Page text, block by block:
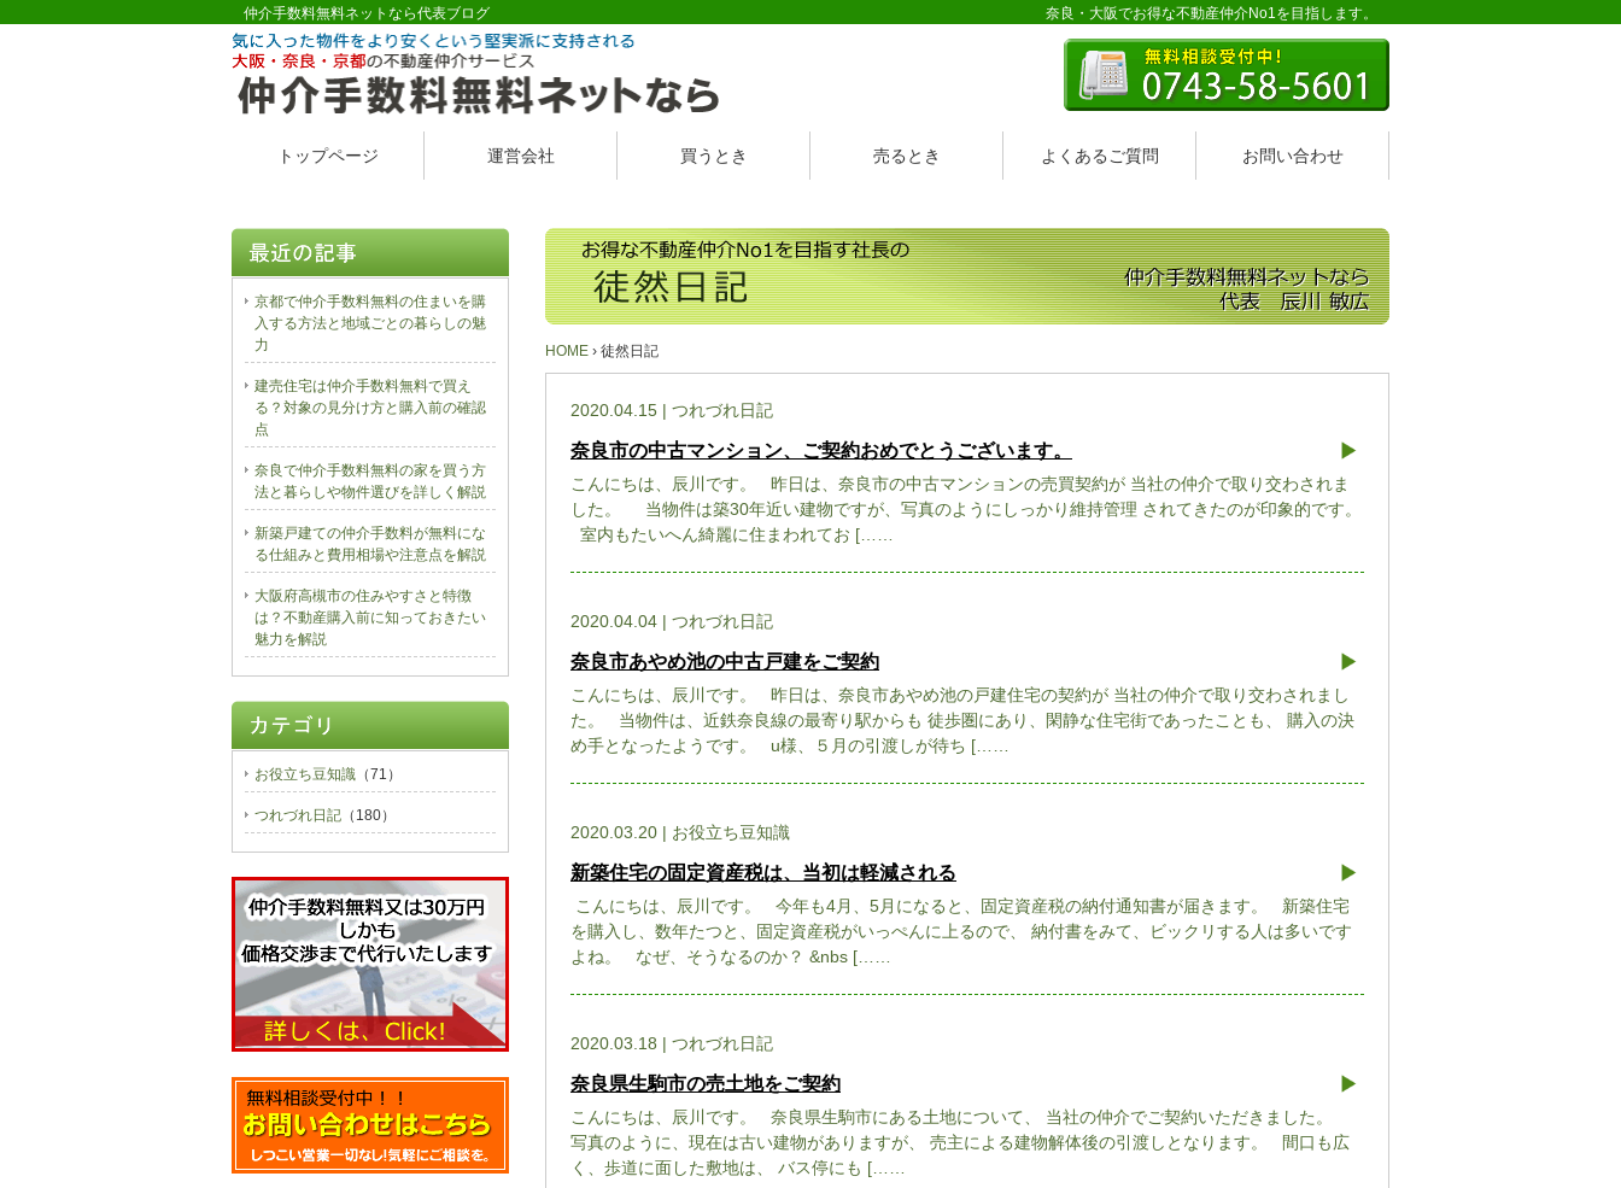
仲介手数料無料ネットなら代表ブログ 奈良・大阪でお得な不動産仲介No1を目指します。
トップページ 運営会社 買うとき 売るとき よくあるご質問 お問い合わせ
HOME › 徒然日記
2020.04.15 | つれづれ日記
奈良市の中古マンション、ご契約おめでとうございます。
こんにちは、辰川です。 昨日は、奈良市の中古マンションの売買契約が 当社の仲介で取り交わされま
した。 当物件は築30年近い建物ですが、写真のようにしっかり維持管理 されてきたのが印象的です。
室内もたいへん綺麗に住まわれてお [……
2020.04.04 | つれづれ日記
奈良市あやめ池の中古戸建をご契約
こんにちは、辰川です。 昨日は、奈良市あやめ池の戸建住宅の契約が 当社の仲介で取り交わされまし
た。 当物件は、近鉄奈良線の最寄り駅からも 徒歩圏にあり、閑静な住宅街であったことも、 購入の決
め手となったようです。 u様、５月の引渡しが待ち [……
2020.03.20 | お役立ち豆知識
新築住宅の固定資産税は、当初は軽減される
こんにちは、辰川です。 今年も4月、5月になると、固定資産税の納付通知書が届きます。 新築住宅
を購入し、数年たつと、固定資産税がいっぺんに上るので、 納付書をみて、ビックリする人は多いです
よね。 なぜ、そうなるのか？ &nbs [……
2020.03.18 | つれづれ日記
奈良県生駒市の売土地をご契約
こんにちは、辰川です。 奈良県生駒市にある土地について、 当社の仲介でご契約いただきました。
写真のように、現在は古い建物がありますが、 売主による建物解体後の引渡しとなります。 間口も広
く、歩道に面した敷地は、 バス停にも [……
京都で仲介手数料無料の住まいを購
入する方法と地域ごとの暮らしの魅
力
建売住宅は仲介手数料無料で買え
る？対象の見分け方と購入前の確認
点
奈良で仲介手数料無料の家を買う方
法と暮らしや物件選びを詳しく解説
新築戸建ての仲介手数料が無料にな
る仕組みと費用相場や注意点を解説
大阪府高槻市の住みやすさと特徴
は？不動産購入前に知っておきたい
魅力を解説
お役立ち豆知識 （71）
つれづれ日記 （180）